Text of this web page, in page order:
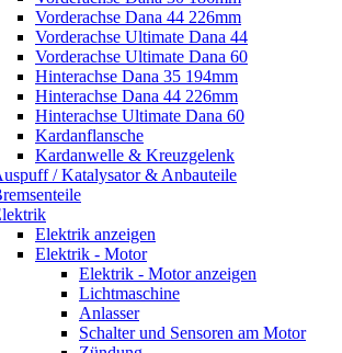
Vorderachse Dana 44 226mm
Vorderachse Ultimate Dana 44
Vorderachse Ultimate Dana 60
Hinterachse Dana 35 194mm
Hinterachse Dana 44 226mm
Hinterachse Ultimate Dana 60
Kardanflansche
Kardanwelle & Kreuzgelenk
/ Katalysator & Anbauteile
Elektrik anzeigen
Elektrik - Motor
Elektrik - Motor anzeigen
Lichtmaschine
Anlasser
Schalter und Sensoren am Motor